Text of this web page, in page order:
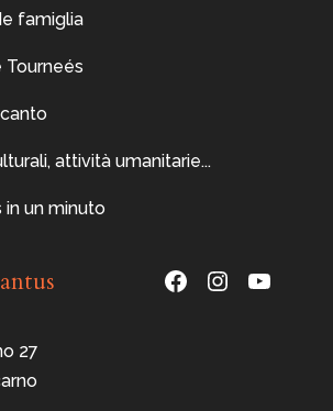
famiglia
Tourneés
attività umanitarie...
in un minuto
27
Facebook
Instagram